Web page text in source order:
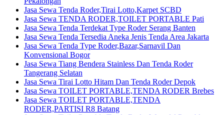
Jasa Sewa Tenda Roder,Tirai Lotto,Karpet SCBD
Jasa Sewa TENDA RODER,TOILET PORTABLE Pati
Jasa Sewa Tenda Terdekat Type Roder Serang Banten
Jasa Sewa Tenda Tersedia Aneka Jenis Tenda Area Jakarta
Jasa Sewa Tenda Type Roder,Bazar,Sarnavil Dan
Konvensional Bogor
Jasa Sewa Tiang Bendera Stainless Dan Tenda Roder
Tangerang Selatan
Jasa Sewa Tirai Lotto Hitam Dan Tenda Roder Depok
Jasa Sewa TOILET PORTABLE,TENDA RODER Brebes
Jasa Sewa TOILET PORTABLE,TENDA
RODER,PARTISI R8 Batang